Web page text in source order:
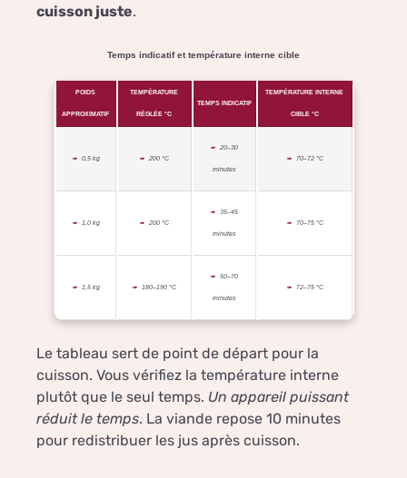
cuisson juste.
Temps indicatif et température interne cible
POIDS
APPROXIMATIF
TEMPÉRATURE
RÉGLÉE °C
TEMPS INDICATIF
TEMPÉRATURE INTERNE
CIBLE °C
0,5 kg 200 °C
20–30
minutes
70–72 °C
1,0 kg 200 °C
35–45
minutes
70–75 °C
1,5 kg 180–190 °C
50–70
minutes
72–75 °C
Le tableau sert de point de départ pour la
cuisson. Vous vérifiez la température interne
plutôt que le seul temps. Un appareil puissant
réduit le temps. La viande repose 10 minutes
pour redistribuer les jus après cuisson.